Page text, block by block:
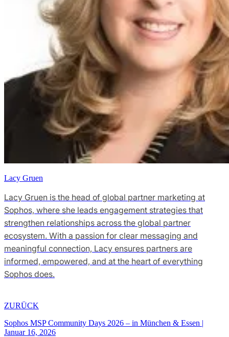
Lacy Gruen
Lacy Gruen is the head of global partner marketing at
Sophos, where she leads engagement strategies that
strengthen relationships across the global partner
ecosystem. With a passion for clear messaging and
meaningful connection, Lacy ensures partners are
informed, empowered, and at the heart of everything
Sophos does.
ZURÜCK
Sophos MSP Community Days 2026 – in München & Essen |
Januar 16, 2026